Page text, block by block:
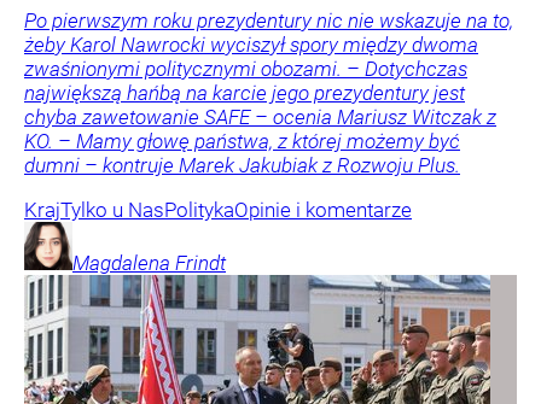
Po pierwszym roku prezydentury nic nie wskazuje na to,
żeby Karol Nawrocki wyciszył spory między dwoma
zwaśnionymi politycznymi obozami. – Dotychczas
największą hańbą na karcie jego prezydentury jest
chyba zawetowanie SAFE – ocenia Mariusz Witczak z
KO. – Mamy głowę państwa, z której możemy być
dumni – kontruje Marek Jakubiak z Rozwoju Plus.
KrajTylko u NasPolitykaOpinie i komentarze
Magdalena Frindt